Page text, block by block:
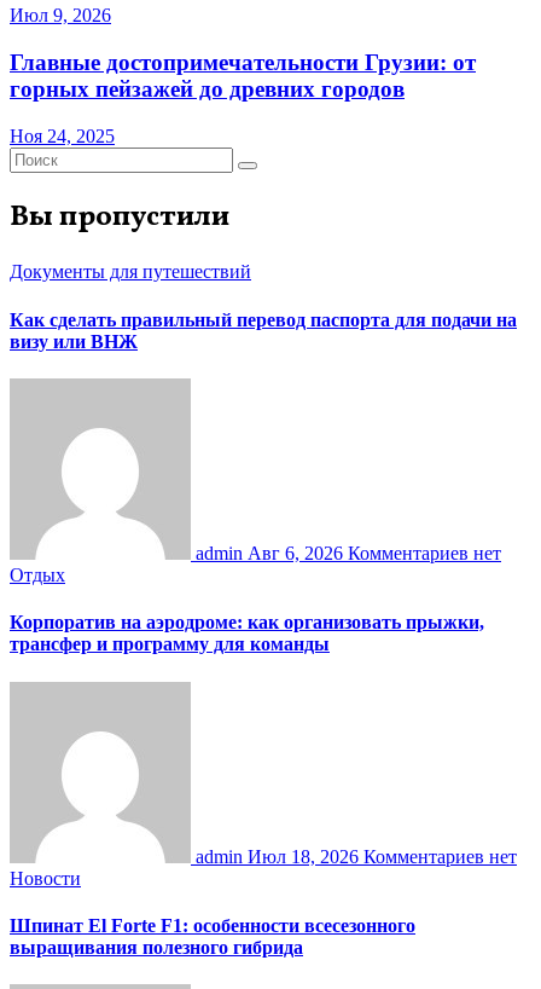
Июл 9, 2026
Главные достопримечательности Грузии: от
горных пейзажей до древних городов
Ноя 24, 2025
Вы пропустили
Документы для путешествий
Как сделать правильный перевод паспорта для подачи на
визу или ВНЖ
admin Авг 6, 2026 Комментариев нет
Отдых
Корпоратив на аэродроме: как организовать прыжки,
трансфер и программу для команды
admin Июл 18, 2026 Комментариев нет
Новости
Шпинат El Forte F1: особенности всесезонного
выращивания полезного гибрида